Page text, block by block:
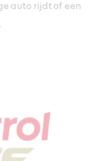
auto rijdt of een